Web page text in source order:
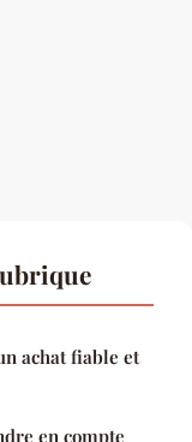
achat fiable et
en compte